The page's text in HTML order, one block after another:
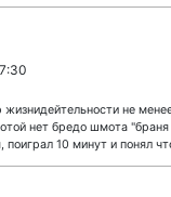
не
нет бредо шмота
поиграл 10 минут и понял